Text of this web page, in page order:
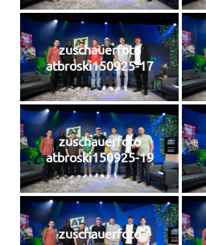
zuschauerfoto
atbroski150925-17
zuschauerfoto
atbroski150925-19
zuschauerfoto